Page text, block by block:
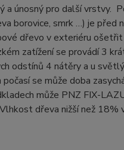
a únosný pro další vrstvy.
borovice, smrk …) je před
dřevo v exteriéru
zatížení se provádí 3
odstínů 4 nátěry a u
se může doba
může PNZ FIX-
dřeva nižší než 18%